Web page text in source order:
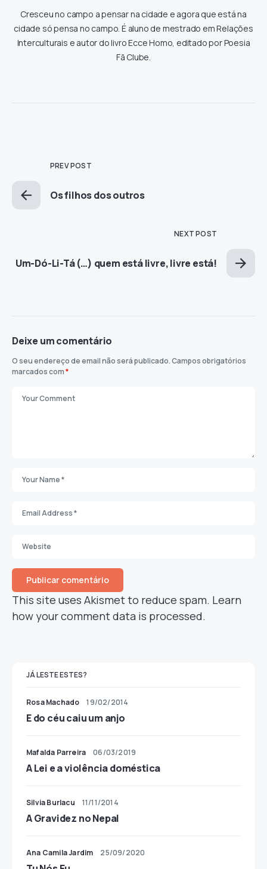
Cresceu no campo a pensar na cidade e agora que está na
cidade só pensa no campo. É aluno de mestrado em Relações
Interculturais e autor do livro Ecce Homo, editado por Poesia
Fã Clube.
PREV POST
Os filhos dos outros
NEXT POST
Um-Dó-Li-Tá (…) quem está livre, livre está!
Deixe um comentário
O seu endereço de email não será publicado.Campos obrigatórios
marcados com*
This site uses Akismet to reduce spam. Learn
how your comment data is processed.
JÁ LESTE ESTES?
Rosa Machado 19/02/2014
E do céu caiu um anjo
Mafalda Parreira 06/03/2019
A Lei e a violência doméstica
Silvia Burlacu 11/11/2014
A Gravidez no Nepal
Ana Camila Jardim 25/09/2020